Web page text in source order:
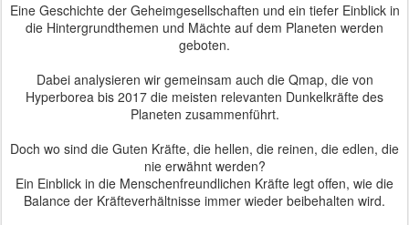
Eine Geschichte der Geheimgesellschaften und ein tiefer Einblick in
die Hintergrundthemen und Mächte auf dem Planeten werden
geboten.
Dabei analysieren wir gemeinsam auch die Qmap, die von
Hyperborea bis 2017 die meisten relevanten Dunkelkräfte des
Planeten zusammenführt.
Doch wo sind die Guten Kräfte, die hellen, die reinen, die edlen, die
nie erwähnt werden?
Ein Einblick in die Menschenfreundlichen Kräfte legt offen, wie die
Balance der Kräfteverhältnisse immer wieder beibehalten wird.